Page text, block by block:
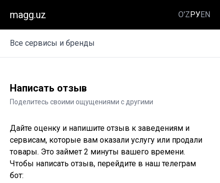
magg.uz O'ZРУEN
Все сервисы и бренды
Написать отзыв
Поделитесь своими ощущениями с другими
Дайте оценку и напишите отзыв к заведениям и
сервисам, которые вам оказали услугу или продали
товары. Это займет 2 минуты вашего времени.
Чтобы написать отзыв, перейдите в наш телеграм
бот: